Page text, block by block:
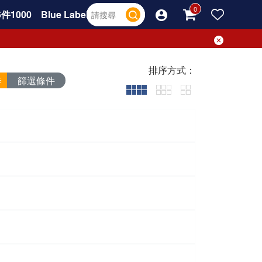
1000
Blue Label
篩選條件
排序方式：